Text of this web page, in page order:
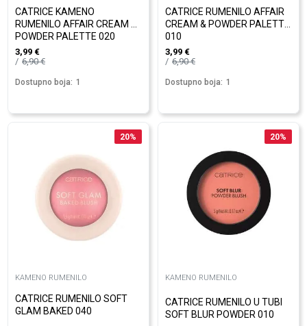
CATRICE KAMENO
RUMENILO AFFAIR CREAM &
POWDER PALETTE 020
3,99 €
6,90€
Dostupno boja: 1
CATRICE RUMENILO AFFAIR
CREAM & POWDER PALETTE
010
3,99 €
6,90€
Dostupno boja: 1
20%
KAMENO RUMENILO
CATRICE RUMENILO SOFT
GLAM BAKED 040
20%
KAMENO RUMENILO
CATRICE RUMENILO U TUBI
SOFT BLUR POWDER 010